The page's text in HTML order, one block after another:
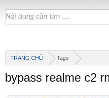
TRANG CHỦ Tags
bypass realme c2